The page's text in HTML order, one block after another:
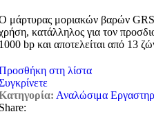
μάρτυρας μοριακών βαρών GRS
κατάλληλος για τον
bp και αποτελείται από 13
στη λίστα
Αναλώσιμα